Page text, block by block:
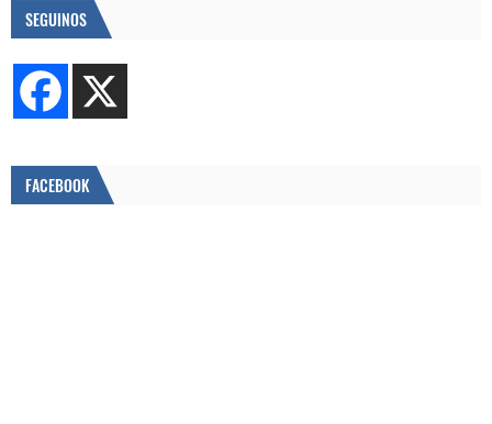
SEGUINOS
FACEBOOK